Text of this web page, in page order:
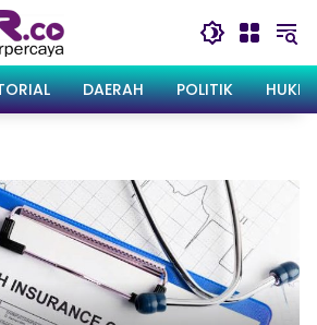
DAERAH POLITIK